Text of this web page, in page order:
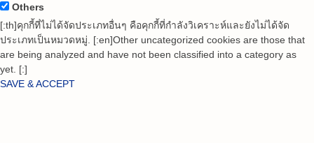
Others
[:th]คุกกี้ที่ไม่ได้จัดประเภทอื่นๆ คือคุกกี้ที่กำลังวิเคราะห์และยังไม่ได้จัด
ประเภทเป็นหมวดหมู่. [:en]Other uncategorized cookies are those that
are being analyzed and have not been classified into a category as
yet. [:]
SAVE & ACCEPT